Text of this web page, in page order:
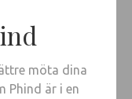
möta dina
Phind är i en